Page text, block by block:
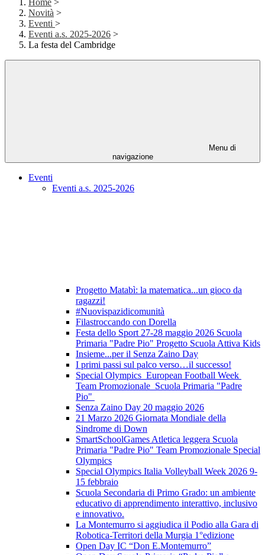
Home >
Novità >
Eventi >
Eventi a.s. 2025-2026 >
La festa del Cambridge
Menu di
navigazione
Eventi
Eventi a.s. 2025-2026
Progetto Matabì: la matematica...un gioco da
ragazzi!
#Nuovispazidicomunità
Filastroccando con Dorella
Festa dello Sport 27-28 maggio 2026 Scuola
Primaria "Padre Pio" Progetto Scuola Attiva Kids
Insieme...per il Senza Zaino Day
I primi passi sul palco verso…il successo!
Special Olympics European Football Week
Team Promozionale Scuola Primaria "Padre
Pio"
Senza Zaino Day 20 maggio 2026
21 Marzo 2026 Giornata Mondiale della
Sindrome di Down
SmartSchoolGames Atletica leggera Scuola
Primaria "Padre Pio" Team Promozionale Special
Olympics
Special Olympics Italia Volleyball Week 2026 9-
15 febbraio
Scuola Secondaria di Primo Grado: un ambiente
educativo di apprendimento interattivo, inclusivo
e innovativo.
La Montemurro si aggiudica il Podio alla Gara di
Robotica-Territori della Murgia 1°edizione
Open Day IC “Don E.Montemurro”